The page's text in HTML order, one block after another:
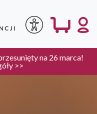
na 26 marca!
>>